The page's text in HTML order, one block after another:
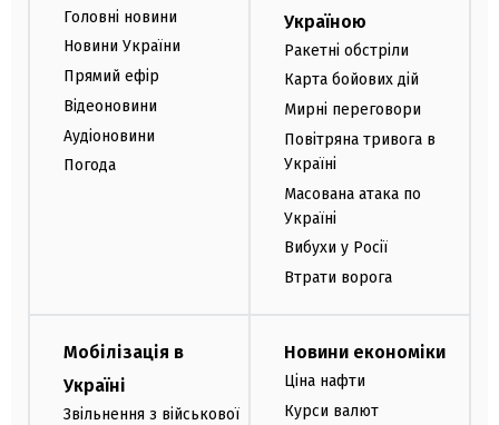
Головні новини
Новини України
Прямий ефір
Відеоновини
Аудіоновини
Погода
Україною
Ракетні обстріли
Карта бойових дій
Мирні переговори
Повітряна тривога в
Україні
Масована атака по
Україні
Вибухи у Росії
Втрати ворога
Мобілізація в
Україні
Звільнення з військової
Новини економіки
Ціна нафти
Курси валют